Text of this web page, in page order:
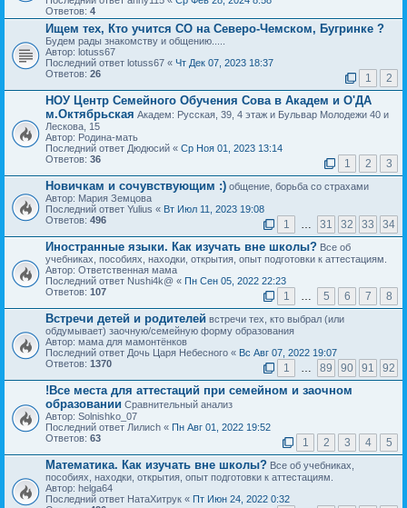
Ответов: 4
Ищем тех, Кто учится СО на Северо-Чемском, Бугринке ?
Будем рады знакомству и общению.....
Автор: lotuss67
Последний ответ lotuss67 « Чт Дек 07, 2023 18:37
Ответов: 26 1 2
НОУ Центр Семейного Обучения Сова в Академ и О'ДА
м.Октябрьская Академ: Русская, 39, 4 этаж и Бульвар Молодежи 40 и
Лескова, 15
Автор: Родина-мать
Последний ответ Дюдюсий « Ср Ноя 01, 2023 13:14
Ответов: 36 1 2 3
Новичкам и сочувствующим :) общение, борьба со страхами
Автор: Мария Земцова
Последний ответ Yulius « Вт Июл 11, 2023 19:08
Ответов: 496 1 … 31 32 33 34
Иностранные языки. Как изучать вне школы? Все об
учебниках, пособиях, находки, открытия, опыт подготовки к аттестациям.
Автор: Ответственная мама
Последний ответ Nushi4k@ « Пн Сен 05, 2022 22:23
Ответов: 107 1 … 5 6 7 8
Встречи детей и родителей встречи тех, кто выбрал (или
обдумывает) заочную/семейную форму образования
Автор: мама для мамонтёнков
Последний ответ Дочь Царя Небесного « Вс Авг 07, 2022 19:07
Ответов: 1370 1 … 89 90 91 92
!Все места для аттестаций при семейном и заочном
образовании Сравнительный анализ
Автор: Solnishko_07
Последний ответ Лилиch « Пн Авг 01, 2022 19:52
Ответов: 63 1 2 3 4 5
Математика. Как изучать вне школы? Все об учебниках,
пособиях, находки, открытия, опыт подготовки к аттестациям.
Автор: helga64
Последний ответ НатаХитрук « Пт Июн 24, 2022 0:32